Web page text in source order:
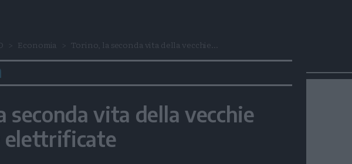
Economia Torino, la seconda vita della vecchie...
seconda vita della vecchie
elettrificate